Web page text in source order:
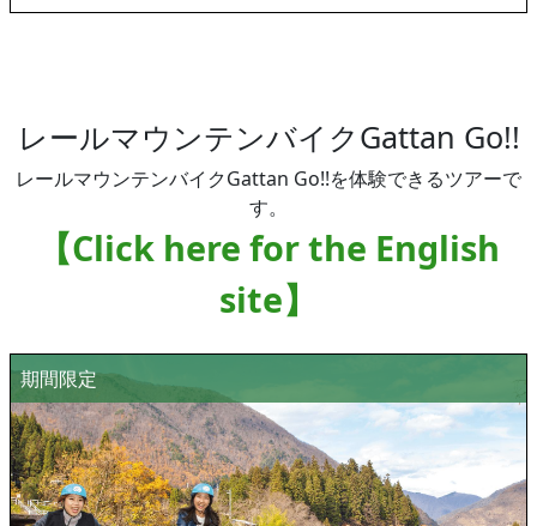
レールマウンテンバイクGattan Go!!
レールマウンテンバイクGattan Go!!を体験できるツアーで
す。
【Click here for the English
site】
期間限定